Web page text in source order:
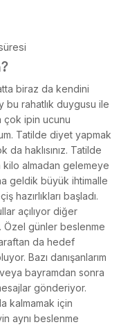
biraz da kendini
bu rahatlık duygusu ile
çok ipin ucunu
Tatilde diyet yapmak
haklısınız. Tatilde
kilo almadan gelemeye
geldik büyük ihtimalle
hazırlıkları başladı.
açılıyor diğer
Özel günler beslenme
da hedef
Bazı danışanlarım
bayramdan sonra
gönderiyor.
kalmamak için
aynı beslenme